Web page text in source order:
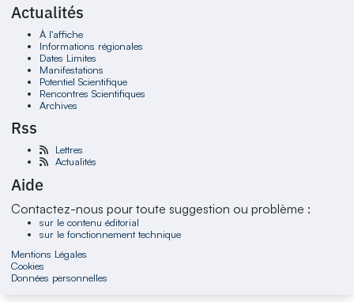
Actualités
À l'affiche
Informations régionales
Dates Limites
Manifestations
Potentiel Scientifique
Rencontres Scientifiques
Archives
Rss
Lettres
Actualités
Aide
Contactez-nous pour toute suggestion ou problème :
sur le contenu éditorial
sur le fonctionnement technique
Mentions Légales
Cookies
Données personnelles